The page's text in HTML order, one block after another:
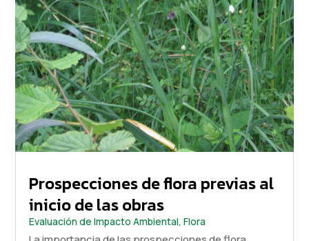
Prospecciones de flora previas al
inicio de las obras
Evaluación de Impacto Ambiental,Flora